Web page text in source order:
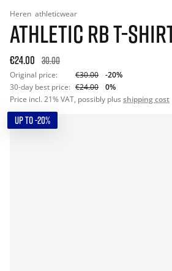
Heren athleticwear
ATHLETIC RB T-
€24.00 30.00
Original price: €30.00
-20%
30-day best price: €24.00
0%
Price incl. 21% VAT, possibly plus shipping cost
UP TO -20%